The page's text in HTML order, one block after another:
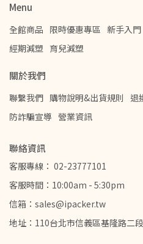
Menu
全館商品 限時優惠專區 新手入門
經期減塑 育兒減塑
關於我們
聯繫我們 購物說明&出貨規則 退
防詐騙宣導 營業資訊
聯絡資訊
客服專線： 02-23777101
客服時間：10:00am - 5:30pm
信箱：sales@ipacker.tw
地址：110台北市信義區基隆路二